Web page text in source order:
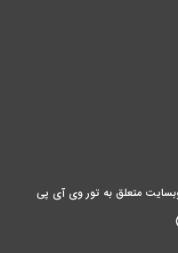
وبسایت متعلق به تور وی آی پی